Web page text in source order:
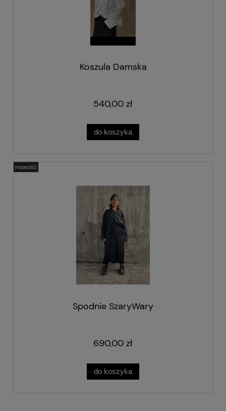
Koszula Damska
540,00 zł
do koszyka
Spodnie SzaryWary
690,00 zł
do koszyka
nowość